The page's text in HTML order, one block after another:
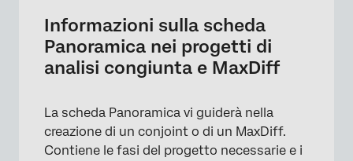
Affina
Analizza
Informazioni sulla scheda
Panoramica nei progetti di
analisi congiunta e MaxDiff
La scheda Panoramica vi guiderà nella
creazione di un conjoint o di un MaxDiff.
Contiene le fasi del progetto necessarie e i